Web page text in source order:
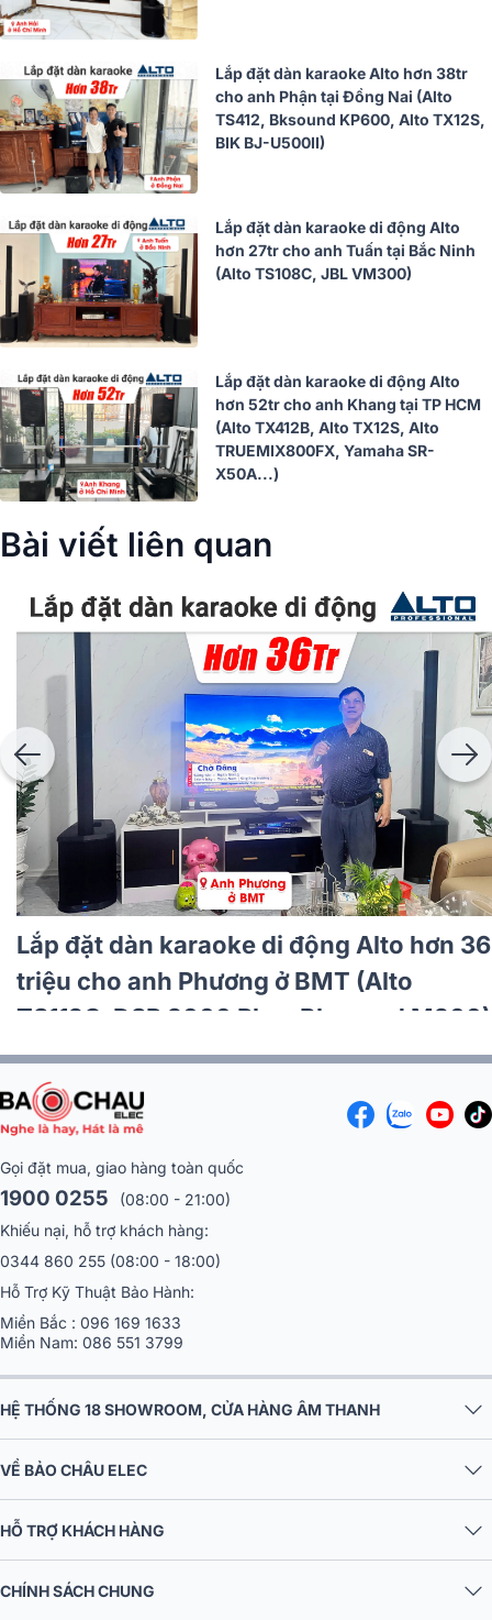
Lắp đặt dàn karaoke Alto hơn 38tr
cho anh Phận tại Đồng Nai (Alto
TS412, Bksound KP600, Alto TX12S,
BIK BJ-U500II)
Lắp đặt dàn karaoke di động Alto
hơn 27tr cho anh Tuấn tại Bắc Ninh
(Alto TS108C, JBL VM300)
Lắp đặt dàn karaoke di động Alto
hơn 52tr cho anh Khang tại TP HCM
(Alto TX412B, Alto TX12S, Alto
TRUEMIX800FX, Yamaha SR-
X50A...)
Bài viết liên quan
Lắp đặt dàn karaoke di động Alto hơn
26tr cho anh Hải tại TP HCM (Alto TS112C,
Philips CSS3752/70, Philips CSS3321/70)
Gọi đặt mua, giao hàng toàn quốc
1900 0255
(08:00 - 21:00)
Khiếu nại, hỗ trợ khách hàng:
0344 860 255 (08:00 - 18:00)
Hỗ Trợ Kỹ Thuật Bảo Hành:
Miền Bắc : 096 169 1633
Miền Nam: 086 551 3799
HỆ THỐNG 18 SHOWROOM, CỬA HÀNG ÂM THANH
VỀ BẢO CHÂU ELEC
HỖ TRỢ KHÁCH HÀNG
CHÍNH SÁCH CHUNG